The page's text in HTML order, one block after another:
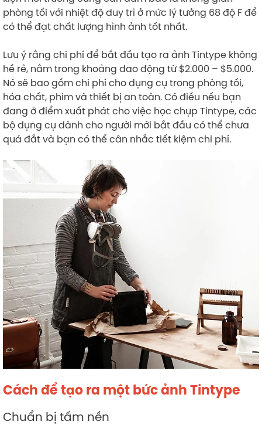
phòng tối với nhiệt độ duy trì ở mức lý tưởng 68 độ F để
có thể đạt chất lượng hình ảnh tốt nhất.
Lưu ý rằng chi phí để bắt đầu tạo ra ảnh Tintype không
hề rẻ, nằm trong khoảng dao động từ $2.000 – $5.000.
Nó sẽ bao gồm chi phí cho dụng cụ trong phòng tối,
hóa chất, phim và thiết bị an toàn. Có điều nếu bạn
đang ở điểm xuất phát cho việc học chụp Tintype, các
bộ dụng cụ dành cho người mới bắt đầu có thể chưa
quá đắt và bạn có thể cân nhắc tiết kiệm chi phí.
Cách để tạo ra một bức ảnh Tintype
Chuẩn bị tấm nền